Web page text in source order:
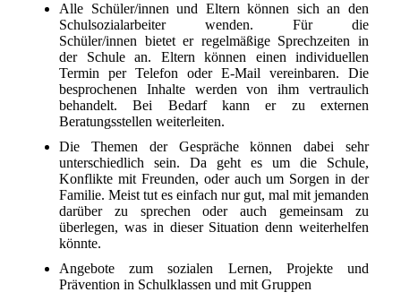
Alle Schüler/innen und Eltern können sich an den
Schulsozialarbeiter wenden. Für die
Schüler/innen bietet er regelmäßige Sprechzeiten in
der Schule an. Eltern können einen individuellen
Termin per Telefon oder E-Mail vereinbaren. Die
besprochenen Inhalte werden von ihm vertraulich
behandelt. Bei Bedarf kann er zu externen
Beratungsstellen weiterleiten.
Die Themen der Gespräche können dabei sehr
unterschiedlich sein. Da geht es um die Schule,
Konflikte mit Freunden, oder auch um Sorgen in der
Familie. Meist tut es einfach nur gut, mal mit jemanden
darüber zu sprechen oder auch gemeinsam zu
überlegen, was in dieser Situation denn weiterhelfen
könnte.
Angebote zum sozialen Lernen, Projekte und
Prävention in Schulklassen und mit Gruppen